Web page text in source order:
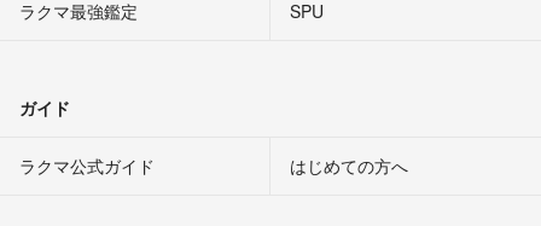
ラクマ最強鑑定
SPU
ガイド
ラクマ公式ガイド はじめての方へ